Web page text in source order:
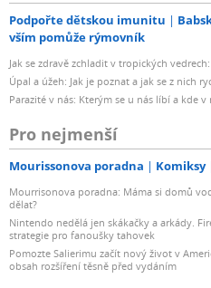
Podpořte dětskou imunitu
vším pomůže rýmovník
Jak se zdravě zchladit v tropických
Úpal a úžeh: Jak je poznat a jak se z nich
Parazité v nás: Kterým se u nás líbí a kde
Pro nejmenší
Mourissonova poradna Komiksy
Mourrisonova poradna: Máma si domů
dělat?
Nintendo nedělá jen skákačky a arkády.
strategie pro fanoušky tahovek
Pomozte Salierimu začít nový život v
obsah rozšíření těsně před vydáním